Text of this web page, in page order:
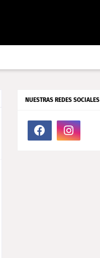
NUESTRAS REDES SOCIALES